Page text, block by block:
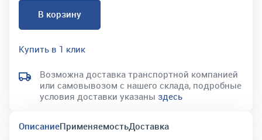
В корзину
Купить в 1 клик
Возможна доставка транспортной компанией
или самовывозом с нашего склада, подробные
условия доставки указаны здесь
ОписаниеПрименяемостьДоставка